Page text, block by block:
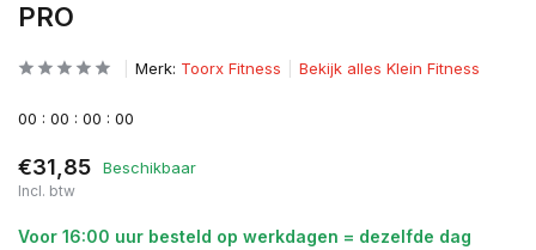
PRO
Merk: Toorx Fitness Bekijk alles Klein Fitness
00 : 00 : 00 : 00
€31,85 Beschikbaar
Incl. btw
Voor 16:00 uur besteld op werkdagen = dezelfde dag